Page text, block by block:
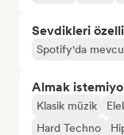
Sevdikleri
Spotify'da
Almak
Klasik müzik
Hard Techno